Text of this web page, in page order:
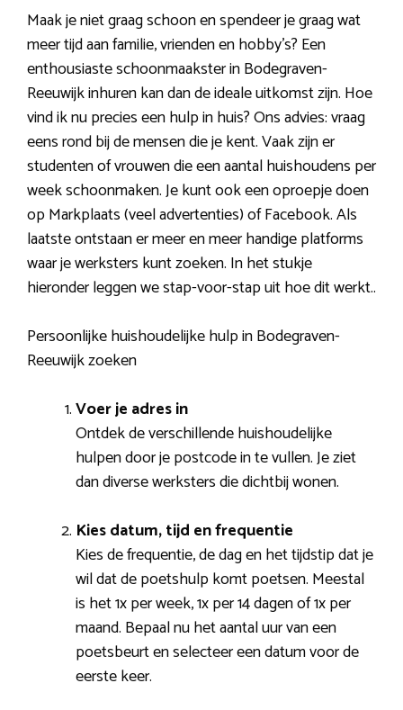
Maak je niet graag schoon en spendeer je graag wat
meer tijd aan familie, vrienden en hobby’s? Een
enthousiaste schoonmaakster in Bodegraven-
Reeuwijk inhuren kan dan de ideale uitkomst zijn. Hoe
vind ik nu precies een hulp in huis? Ons advies: vraag
eens rond bij de mensen die je kent. Vaak zijn er
studenten of vrouwen die een aantal huishoudens per
week schoonmaken. Je kunt ook een oproepje doen
op Markplaats (veel advertenties) of Facebook. Als
laatste ontstaan er meer en meer handige platforms
waar je werksters kunt zoeken. In het stukje
hieronder leggen we stap-voor-stap uit hoe dit werkt..
Persoonlijke huishoudelijke hulp in Bodegraven-
Reeuwijk zoeken
Voer je adres in
Ontdek de verschillende huishoudelijke
hulpen door je postcode in te vullen. Je ziet
dan diverse werksters die dichtbij wonen.
Kies datum, tijd en frequentie
Kies de frequentie, de dag en het tijdstip dat je
wil dat de poetshulp komt poetsen. Meestal
is het 1x per week, 1x per 14 dagen of 1x per
maand. Bepaal nu het aantal uur van een
poetsbeurt en selecteer een datum voor de
eerste keer.